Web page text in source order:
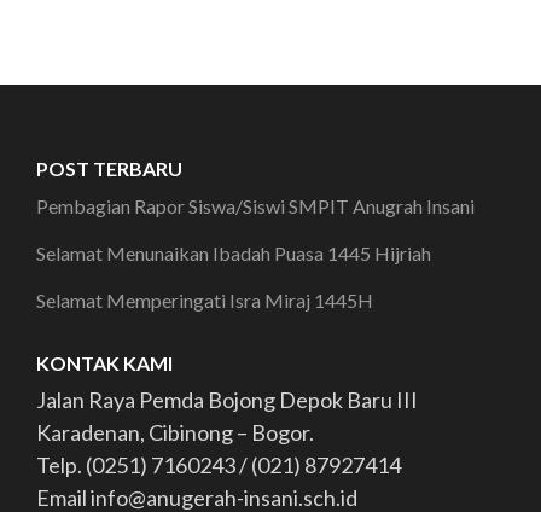
POST TERBARU
Pembagian Rapor Siswa/Siswi SMPIT Anugrah Insani
Selamat Menunaikan Ibadah Puasa 1445 Hijriah
Selamat Memperingati Isra Miraj 1445H
KONTAK KAMI
Jalan Raya Pemda Bojong Depok Baru III
Karadenan, Cibinong – Bogor.
Telp. (0251) 7160243 / (021) 87927414
Email info@anugerah-insani.sch.id